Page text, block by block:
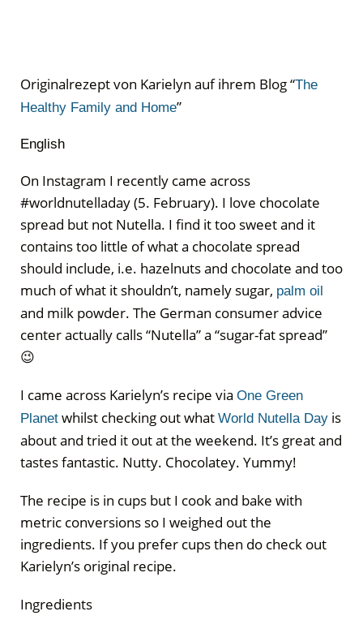
Originalrezept von Karielyn auf ihrem Blog “The
Healthy Family and Home”
English
On Instagram I recently came across
#worldnutelladay (5. February). I love chocolate
spread but not Nutella. I find it too sweet and it
contains too little of what a chocolate spread
should include, i.e. hazelnuts and chocolate and too
much of what it shouldn’t, namely sugar, palm oil
and milk powder. The German consumer advice
center actually calls “Nutella” a “sugar-fat spread”
😉
I came across Karielyn’s recipe via One Green
Planet whilst checking out what World Nutella Day is
about and tried it out at the weekend. It’s great and
tastes fantastic. Nutty. Chocolatey. Yummy!
The recipe is in cups but I cook and bake with
metric conversions so I weighed out the
ingredients. If you prefer cups then do check out
Karielyn’s original recipe.
Ingredients